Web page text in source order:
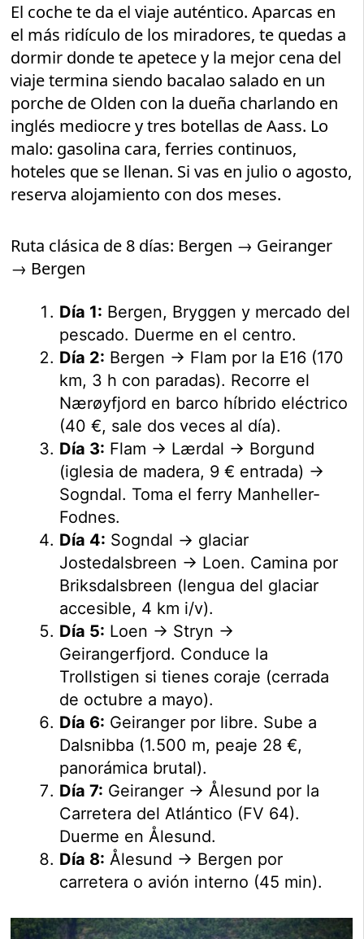
El coche te da el viaje auténtico. Aparcas en
el más ridículo de los miradores, te quedas a
dormir donde te apetece y la mejor cena del
viaje termina siendo bacalao salado en un
porche de Olden con la dueña charlando en
inglés mediocre y tres botellas de Aass. Lo
malo: gasolina cara, ferries continuos,
hoteles que se llenan. Si vas en julio o agosto,
reserva alojamiento con dos meses.
Ruta clásica de 8 días: Bergen → Geiranger
→ Bergen
Día 1: Bergen, Bryggen y mercado del
pescado. Duerme en el centro.
Día 2: Bergen → Flam por la E16 (170
km, 3 h con paradas). Recorre el
Nærøyfjord en barco híbrido eléctrico
(40 €, sale dos veces al día).
Día 3: Flam → Lærdal → Borgund
(iglesia de madera, 9 € entrada) →
Sogndal. Toma el ferry Manheller-
Fodnes.
Día 4: Sogndal → glaciar
Jostedalsbreen → Loen. Camina por
Briksdalsbreen (lengua del glaciar
accesible, 4 km i/v).
Día 5: Loen → Stryn →
Geirangerfjord. Conduce la
Trollstigen si tienes coraje (cerrada
de octubre a mayo).
Día 6: Geiranger por libre. Sube a
Dalsnibba (1.500 m, peaje 28 €,
panorámica brutal).
Día 7: Geiranger → Ålesund por la
Carretera del Atlántico (FV 64).
Duerme en Ålesund.
Día 8: Ålesund → Bergen por
carretera o avión interno (45 min).